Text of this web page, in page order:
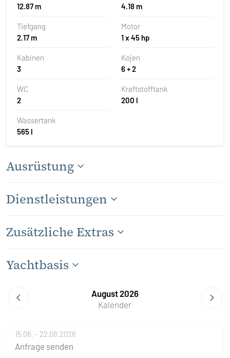
12.87 m
4.18 m
Tiefgang
2.17 m
Motor
1 x 45 hp
Kabinen
3
Kojen
6 + 2
WC
2
Kraftstofftank
200 l
Wassertank
565 l
Ausrüstung
Dienstleistungen
Zusätzliche Extras
Yachtbasis
August 2026
Kalender
15.08. - 22.08.2026
Anfrage senden